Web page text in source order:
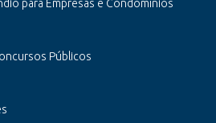
para Empresas e Condomínios
Públicos